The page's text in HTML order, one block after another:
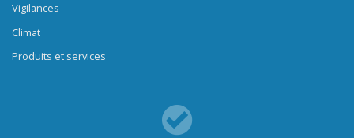
Vigilances
Climat
Produits et services